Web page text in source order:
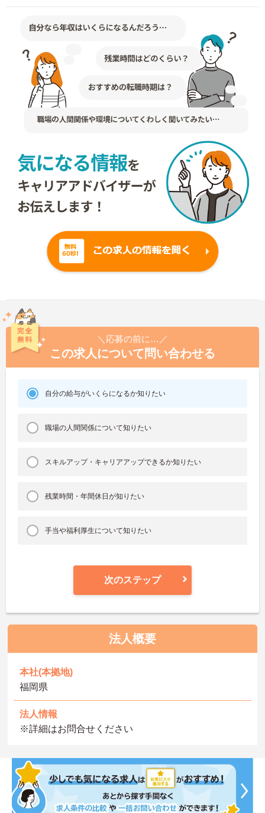
＼応募の前に…／
この求人について問い合わせる
自分の給与がいくらになるか知りたい
職場の人間関係について知りたい
スキルアップ・キャリアアップできるか知りたい
残業時間・年間休日が知りたい
手当や福利厚生について知りたい
次のステップ
法人概要
本社(本拠地)
福岡県
法人情報
※詳細はお問合せください